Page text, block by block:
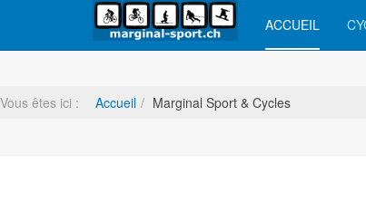
ACCUEIL
Vous êtes ici : Accueil Marginal Sport & Cycles